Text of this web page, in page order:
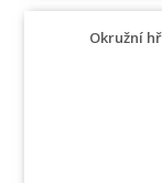
Okružní